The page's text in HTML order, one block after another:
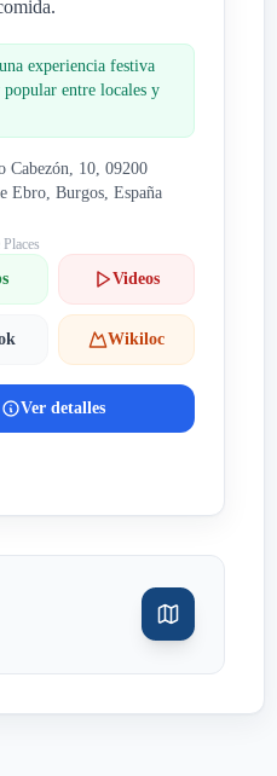
experiencia festiva
popular entre locales y
Cabezón, 10, 09200
Ebro, Burgos, España
Videos
Wikiloc
Ver detalles